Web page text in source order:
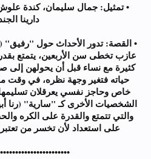
• تمثيل: جمال سليمان، كندة
دارينا
• القصة: تدور الأحداث حول
عازب تخطى سن الأربعين، يتمتع
كثيرة مع نساء قبل أن يحولهن
حياته فتغير وجهة نظره، في وقت
خاص وحاجز نفسي يعرقلان
الشخصيات الأخرى كـ "سارية" (رنا
والتي تتمتع والقدرة على الكره
على استعداد لأن تخسر من